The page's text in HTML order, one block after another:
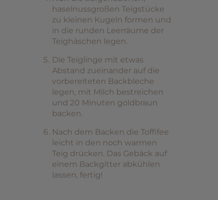
haselnussgroßen Teigstücke
zu kleinen Kugeln formen und
in die runden Leerräume der
Teighäschen legen.
Die Teiglinge mit etwas
Abstand zueinander auf die
vorbereiteten Backbleche
legen, mit Milch bestreichen
und 20 Minuten goldbraun
backen.
Nach dem Backen die Toffifee
leicht in den noch warmen
Teig drücken. Das Gebäck auf
einem Backgitter abkühlen
lassen, fertig!